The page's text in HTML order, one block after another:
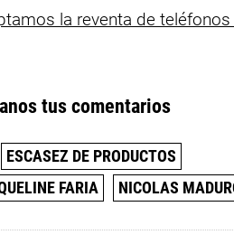
la reventa de
tus comentarios
ESCASEZ DE PRODUCTOS
FARIA NICOLAS